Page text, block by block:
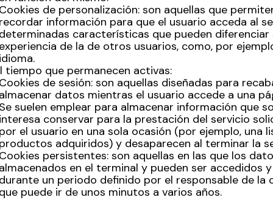
Espacios
Tour Virtual
Servicios
Organizar evento
Testimonios
Últimos Eventos
Baluarte
¿Qué es Baluarte?
Taquilla
Cómo llegar
de personalización: son aquellas que
información para que el usuario acceda al
características que pueden diferenciar
de la de otros usuarios, como, por
tiempo que permanecen activas:
de sesión: son aquellas diseñadas para
datos mientras el usuario accede a una
suelen emplear para almacenar información que
conservar para la prestación del servicio
el usuario en una sola ocasión (por ejemplo, una
adquiridos) y desaparecen al terminar la
persistentes: son aquellas en las que los
en el terminal y pueden ser accedidos
un periodo definido por el responsable de la
puede ir de unos minutos a varios años.